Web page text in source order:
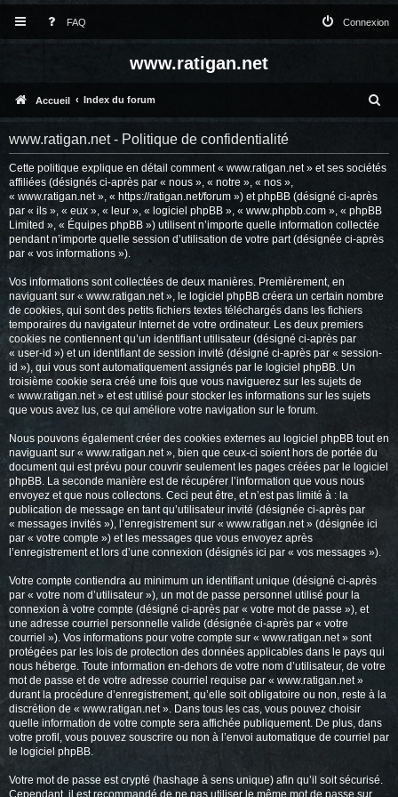
FAQ Connexion
www.ratigan.net
Accueil Index du forum
www.ratigan.net - Politique de confidentialité
Cette politique explique en détail comment « www.ratigan.net » et ses sociétés
affiliées (désignés ci-après par « nous », « notre », « nos »,
« www.ratigan.net », « https://ratigan.net/forum ») et phpBB (désigné ci-après
par « ils », « eux », « leur », « logiciel phpBB », « www.phpbb.com », « phpBB
Limited », « Équipes phpBB ») utilisent n’importe quelle information collectée
pendant n’importe quelle session d’utilisation de votre part (désignée ci-après
par « vos informations »).
Vos informations sont collectées de deux manières. Premièrement, en
naviguant sur « www.ratigan.net », le logiciel phpBB créera un certain nombre
de cookies, qui sont des petits fichiers textes téléchargés dans les fichiers
temporaires du navigateur Internet de votre ordinateur. Les deux premiers
cookies ne contiennent qu’un identifiant utilisateur (désigné ci-après par
« user-id ») et un identifiant de session invité (désigné ci-après par « session-
id »), qui vous sont automatiquement assignés par le logiciel phpBB. Un
troisième cookie sera créé une fois que vous naviguerez sur les sujets de
« www.ratigan.net » et est utilisé pour stocker les informations sur les sujets
que vous avez lus, ce qui améliore votre navigation sur le forum.
Nous pouvons également créer des cookies externes au logiciel phpBB tout en
naviguant sur « www.ratigan.net », bien que ceux-ci soient hors de portée du
document qui est prévu pour couvrir seulement les pages créées par le logiciel
phpBB. La seconde manière est de récupérer l’information que vous nous
envoyez et que nous collectons. Ceci peut être, et n’est pas limité à : la
publication de message en tant qu’utilisateur invité (désignée ci-après par
« messages invités »), l’enregistrement sur « www.ratigan.net » (désignée ici
par « votre compte ») et les messages que vous envoyez après
l’enregistrement et lors d’une connexion (désignés ici par « vos messages »).
Votre compte contiendra au minimum un identifiant unique (désigné ci-après
par « votre nom d’utilisateur »), un mot de passe personnel utilisé pour la
connexion à votre compte (désigné ci-après par « votre mot de passe »), et
une adresse courriel personnelle valide (désignée ci-après par « votre
courriel »). Vos informations pour votre compte sur « www.ratigan.net » sont
protégées par les lois de protection des données applicables dans le pays qui
nous héberge. Toute information en-dehors de votre nom d’utilisateur, de votre
mot de passe et de votre adresse courriel requise par « www.ratigan.net »
durant la procédure d’enregistrement, qu’elle soit obligatoire ou non, reste à la
discrétion de « www.ratigan.net ». Dans tous les cas, vous pouvez choisir
quelle information de votre compte sera affichée publiquement. De plus, dans
votre profil, vous pouvez souscrire ou non à l’envoi automatique de courriel par
le logiciel phpBB.
Votre mot de passe est crypté (hashage à sens unique) afin qu’il soit sécurisé.
Cependant, il est recommandé de ne pas utiliser le même mot de passe sur